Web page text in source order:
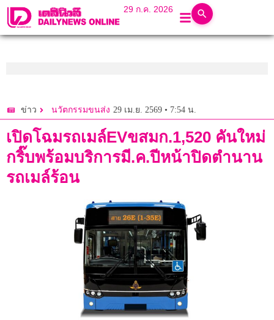
29 ก.ค. 2026
ข่าว นวัตกรรมขนส่ง 29 เม.ย. 2569 • 7:54 น.
เปิดโฉมรถเมล์EVขสมก.1,520 คันใหม่
กริ๊บพร้อมบริการมี.ค.ปีหน้าปิดตำนาน
รถเมล์ร้อน